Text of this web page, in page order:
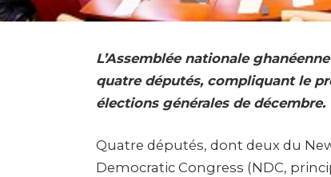
L’Assemblée nationale
quatre députés, compliquant le
élections générales de décembre.
Quatre députés, dont deux du
Democratic Congress (NDC,